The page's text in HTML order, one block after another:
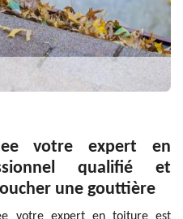
votre expert en
qualifié et
une gouttière